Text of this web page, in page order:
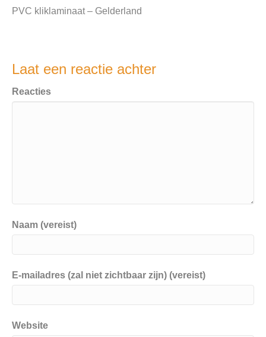
PVC kliklaminaat – Gelderland
Laat een reactie achter
Reacties
Naam (vereist)
E-mailadres (zal niet zichtbaar zijn) (vereist)
Website